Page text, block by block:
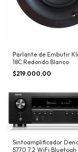
Parlante de Embutir
18C Redondo Blanco
$219.000,00
Sintoamplificador
S770 7.2 WiFi Bluetooh